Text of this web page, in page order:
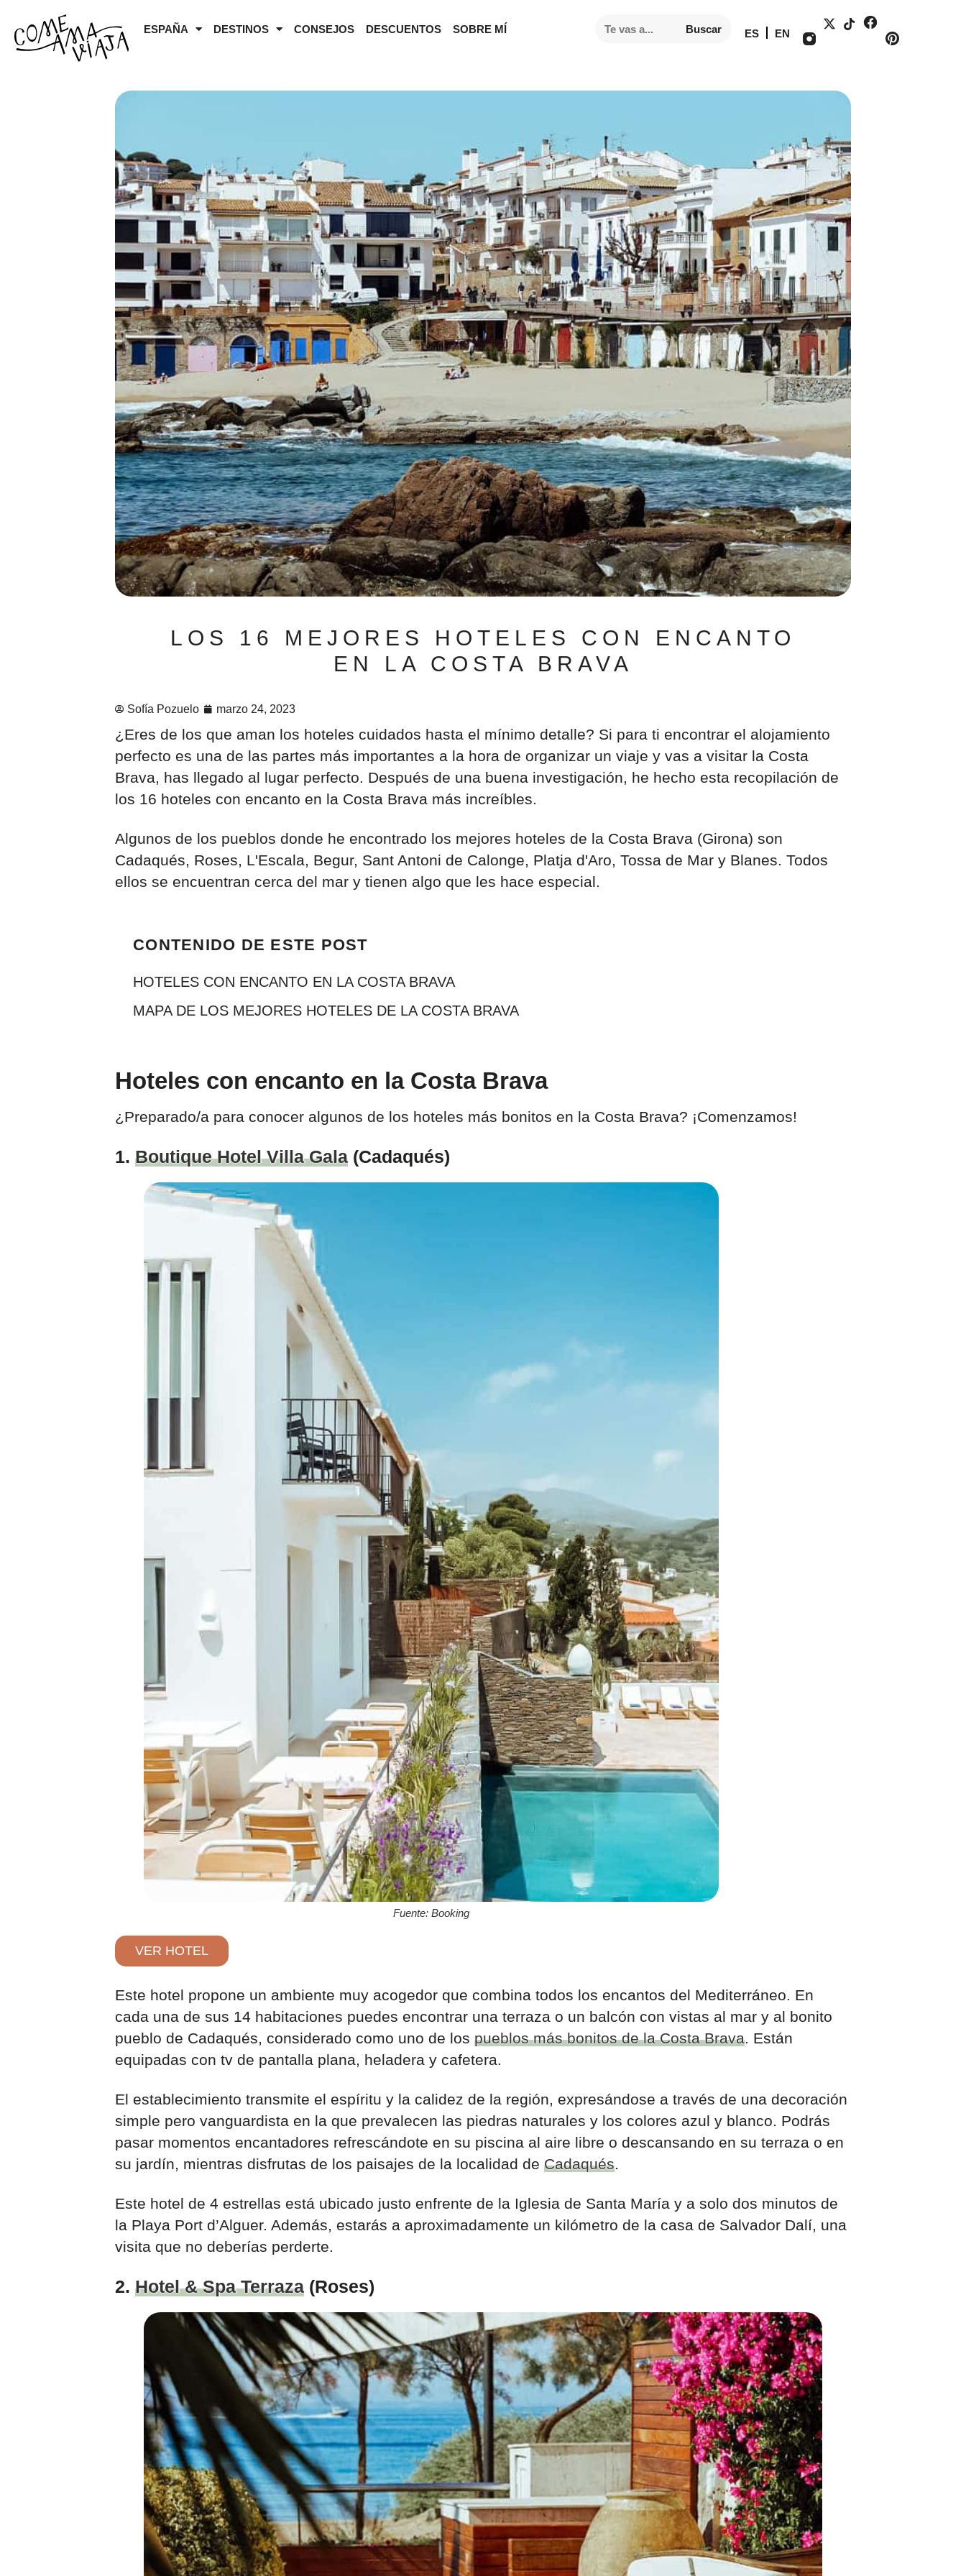
ESPAÑA DESTINOS CONSEJOS DESCUENTOS SOBRE MÍ Buscar ES EN
LOS 16 MEJORES HOTELES CON ENCANTO
EN LA COSTA BRAVA
Sofía Pozuelo marzo 24, 2023
¿Eres de los que aman los hoteles cuidados hasta el mínimo detalle? Si para ti encontrar el alojamiento
perfecto es una de las partes más importantes a la hora de organizar un viaje y vas a visitar la Costa
Brava, has llegado al lugar perfecto. Después de una buena investigación, he hecho esta recopilación de
los 16 hoteles con encanto en la Costa Brava más increíbles.
Algunos de los pueblos donde he encontrado los mejores hoteles de la Costa Brava (Girona) son
Cadaqués, Roses, L'Escala, Begur, Sant Antoni de Calonge, Platja d'Aro, Tossa de Mar y Blanes. Todos
ellos se encuentran cerca del mar y tienen algo que les hace especial.
CONTENIDO DE ESTE POST
HOTELES CON ENCANTO EN LA COSTA BRAVA
MAPA DE LOS MEJORES HOTELES DE LA COSTA BRAVA
Hoteles con encanto en la Costa Brava
¿Preparado/a para conocer algunos de los hoteles más bonitos en la Costa Brava? ¡Comenzamos!
1. Boutique Hotel Villa Gala (Cadaqués)
Fuente: Booking
VER HOTEL
Este hotel propone un ambiente muy acogedor que combina todos los encantos del Mediterráneo. En
cada una de sus 14 habitaciones puedes encontrar una terraza o un balcón con vistas al mar y al bonito
pueblo de Cadaqués, considerado como uno de los pueblos más bonitos de la Costa Brava. Están
equipadas con tv de pantalla plana, heladera y cafetera.
El establecimiento transmite el espíritu y la calidez de la región, expresándose a través de una decoración
simple pero vanguardista en la que prevalecen las piedras naturales y los colores azul y blanco. Podrás
pasar momentos encantadores refrescándote en su piscina al aire libre o descansando en su terraza o en
su jardín, mientras disfrutas de los paisajes de la localidad de Cadaqués.
Este hotel de 4 estrellas está ubicado justo enfrente de la Iglesia de Santa María y a solo dos minutos de
la Playa Port d’Alguer. Además, estarás a aproximadamente un kilómetro de la casa de Salvador Dalí, una
visita que no deberías perderte.
2. Hotel & Spa Terraza (Roses)